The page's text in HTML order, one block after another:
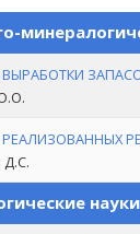
Д.С.
науки